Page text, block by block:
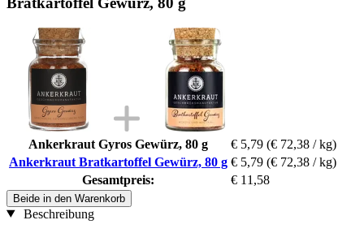
Ankerkraut Gyros Gewürz, 80 g € 5,79 (€ 72,38 / kg)
Ankerkraut Bratkartoffel Gewürz, 80 g € 5,79 (€ 72,38 / kg)
Gesamtpreis:
€ 11,58
Beide in den Warenkorb
Beschreibung